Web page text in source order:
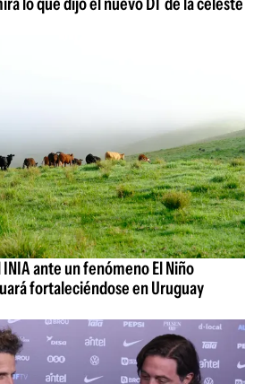
ante un fenómeno El Niño
fortaleciéndose en Uruguay